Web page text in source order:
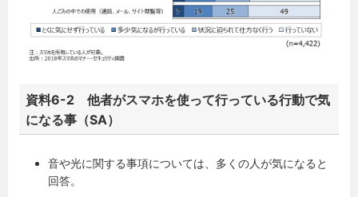
資料6-2 他者がスマホを使って行っている行動で気
になる事（SA）
音や光に関する事項については、多くの人が気になると
回答。